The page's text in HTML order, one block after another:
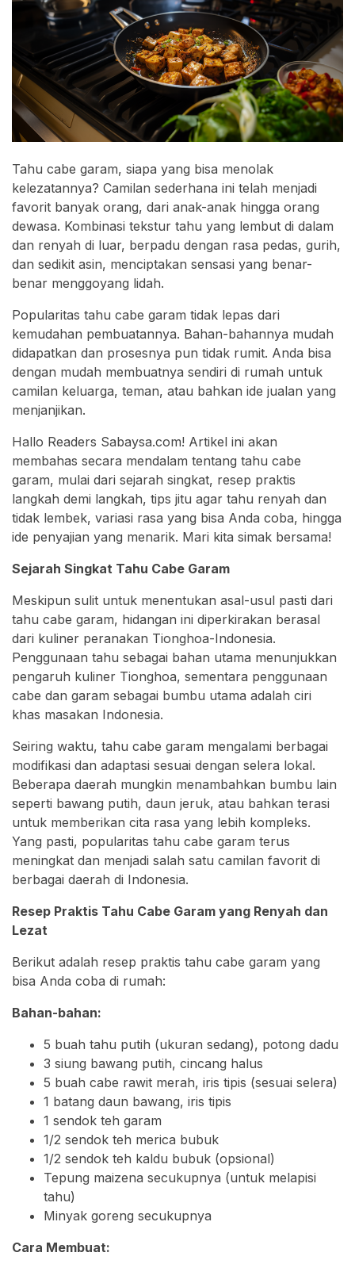
Tahu cabe garam, siapa yang bisa menolak
kelezatannya? Camilan sederhana ini telah menjadi
favorit banyak orang, dari anak-anak hingga orang
dewasa. Kombinasi tekstur tahu yang lembut di dalam
dan renyah di luar, berpadu dengan rasa pedas, gurih,
dan sedikit asin, menciptakan sensasi yang benar-
benar menggoyang lidah.
Popularitas tahu cabe garam tidak lepas dari
kemudahan pembuatannya. Bahan-bahannya mudah
didapatkan dan prosesnya pun tidak rumit. Anda bisa
dengan mudah membuatnya sendiri di rumah untuk
camilan keluarga, teman, atau bahkan ide jualan yang
menjanjikan.
Hallo Readers Sabaysa.com! Artikel ini akan
membahas secara mendalam tentang tahu cabe
garam, mulai dari sejarah singkat, resep praktis
langkah demi langkah, tips jitu agar tahu renyah dan
tidak lembek, variasi rasa yang bisa Anda coba, hingga
ide penyajian yang menarik. Mari kita simak bersama!
Sejarah Singkat Tahu Cabe Garam
Meskipun sulit untuk menentukan asal-usul pasti dari
tahu cabe garam, hidangan ini diperkirakan berasal
dari kuliner peranakan Tionghoa-Indonesia.
Penggunaan tahu sebagai bahan utama menunjukkan
pengaruh kuliner Tionghoa, sementara penggunaan
cabe dan garam sebagai bumbu utama adalah ciri
khas masakan Indonesia.
Seiring waktu, tahu cabe garam mengalami berbagai
modifikasi dan adaptasi sesuai dengan selera lokal.
Beberapa daerah mungkin menambahkan bumbu lain
seperti bawang putih, daun jeruk, atau bahkan terasi
untuk memberikan cita rasa yang lebih kompleks.
Yang pasti, popularitas tahu cabe garam terus
meningkat dan menjadi salah satu camilan favorit di
berbagai daerah di Indonesia.
Resep Praktis Tahu Cabe Garam yang Renyah dan
Lezat
Berikut adalah resep praktis tahu cabe garam yang
bisa Anda coba di rumah:
Bahan-bahan:
5 buah tahu putih (ukuran sedang), potong dadu
3 siung bawang putih, cincang halus
5 buah cabe rawit merah, iris tipis (sesuai selera)
1 batang daun bawang, iris tipis
1 sendok teh garam
1/2 sendok teh merica bubuk
1/2 sendok teh kaldu bubuk (opsional)
Tepung maizena secukupnya (untuk melapisi
tahu)
Minyak goreng secukupnya
Cara Membuat: